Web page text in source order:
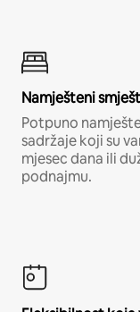
Namješteni
Potpuno
sadržaje koji su
mjesec dana ili
podnajmu.